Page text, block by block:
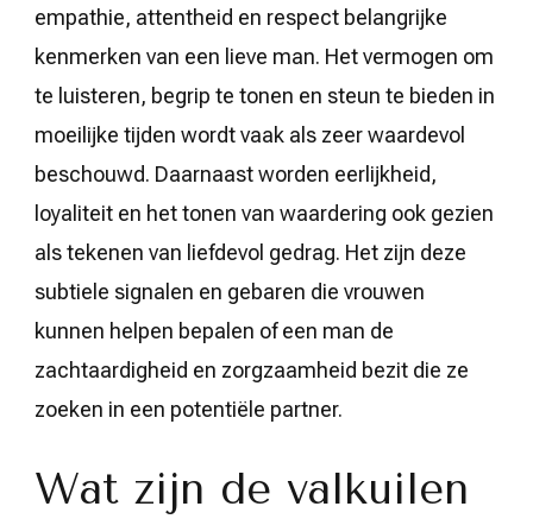
empathie, attentheid en respect belangrijke
kenmerken van een lieve man. Het vermogen om
te luisteren, begrip te tonen en steun te bieden in
moeilijke tijden wordt vaak als zeer waardevol
beschouwd. Daarnaast worden eerlijkheid,
loyaliteit en het tonen van waardering ook gezien
als tekenen van liefdevol gedrag. Het zijn deze
subtiele signalen en gebaren die vrouwen
kunnen helpen bepalen of een man de
zachtaardigheid en zorgzaamheid bezit die ze
zoeken in een potentiële partner.
Wat zijn de valkuilen